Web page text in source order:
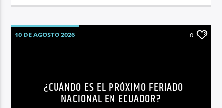
10 DE AGOSTO 2026
NOTICIAS
SÍNTESIS NOTICIOSA
0
¿CUÁNDO ES EL PRÓXIMO FERIADO
NACIONAL EN ECUADOR?